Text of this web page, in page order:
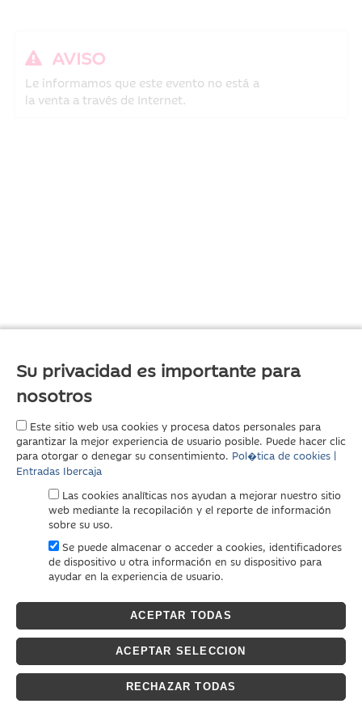
AVISO
Le informamos que este evento no está a
la venta a través de Internet.
Su privacidad es importante para
nosotros
Este sitio web usa cookies y procesa datos personales para
garantizar la mejor experiencia de usuario posible. Puede hacer clic
para otorgar o denegar su consentimiento. Pol�tica de cookies |
Entradas Ibercaja
Las cookies analíticas nos ayudan a mejorar nuestro sitio
web mediante la recopilación y el reporte de información
sobre su uso.
Se puede almacenar o acceder a cookies, identificadores
de dispositivo u otra información en su dispositivo para
ayudar en la experiencia de usuario.
ACEPTAR TODAS
ACEPTAR SELECCION
RECHAZAR TODAS